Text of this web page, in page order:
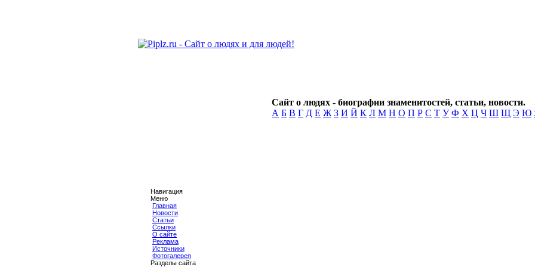
Сайт о людях - биографии знаменитостей, статьи, новости.
А Б В Г Д Е Ж З И Й К Л М Н О П Р С Т У Ф Х Ц Ч Ш Щ Э Ю
Навигация
Меню
Главная
Новости
Статьи
Ссылки
О сайте
Реклама
Источники
Фотогалерея
Разделы сайта